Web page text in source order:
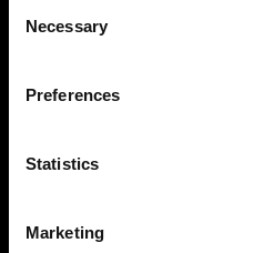
Selection
Necessary
Preferences
Statistics
Marketing